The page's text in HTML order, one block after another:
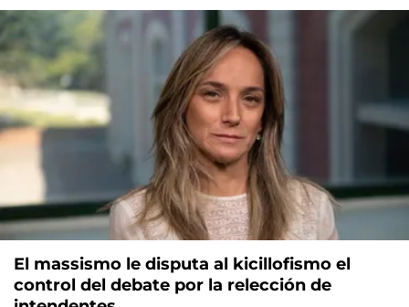
El massismo le disputa al kicillofismo el
control del debate por la relección de